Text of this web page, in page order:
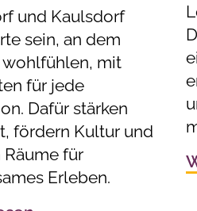
und Kaulsdorf
sein, an dem
mit
für jede
Dafür stärken
fördern Kultur und
Räume für
Erleben.